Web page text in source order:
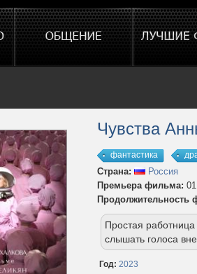
Чувства
фантастика
Страна:
Россия
Премьера фильма:
Продолжительность
Простая
слышать голоса
Год: 2023